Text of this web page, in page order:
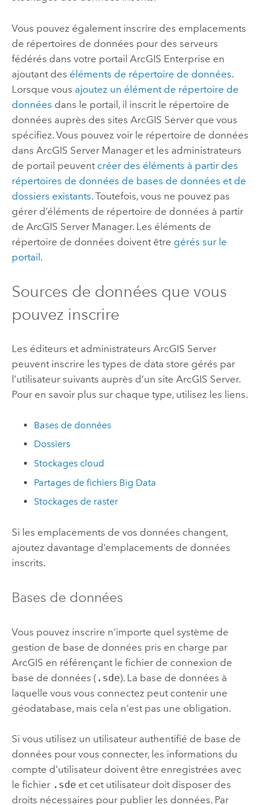
Vous pouvez également inscrire des emplacements
de répertoires de données pour des serveurs
fédérés dans votre portail ArcGIS Enterprise en
ajoutant des éléments de répertoire de données.
Lorsque vous ajoutez un élément de répertoire de
données dans le portail, il inscrit le répertoire de
données auprès des sites ArcGIS Serverque vous
spécifiez. Vous pouvez voir le répertoire de données
dans ArcGIS Server Manageret les administrateurs
de portail peuvent créer des éléments à partir des
répertoires de données de bases de données et de
dossiers existants. Toutefois, vous ne pouvez pas
gérer d’éléments de répertoire de données à partir
de ArcGIS Server Manager. Les éléments de
répertoire de données doivent être gérés sur le
portail.
Sources de données que vous
pouvez inscrire
Les éditeurs et administrateurs ArcGIS Server
peuvent inscrire les types de data store gérés par
l’utilisateur suivants auprès d’un site ArcGIS Server.
Pour en savoir plus sur chaque type, utilisez les liens.
Bases de données
Dossiers
Stockages cloud
Partages de fichiers Big Data
Stockages de raster
Si les emplacements de vos données changent,
ajoutez davantage d’emplacements de données
inscrits.
Bases de données
Vous pouvez inscrire n'importe quel système de
gestion de base de données pris en charge par
ArcGIS en référençant le fichier de connexion de
base de données ( .sde). La base de données à
laquelle vous vous connectez peut contenir une
géodatabase, mais cela n'est pas une obligation.
Si vous utilisez un utilisateur authentifié de base de
données pour vous connecter, les informations du
compte d’utilisateur doivent être enregistrées avec
le fichier .sdeet cet utilisateur doit disposer des
droits nécessaires pour publier les données. Par